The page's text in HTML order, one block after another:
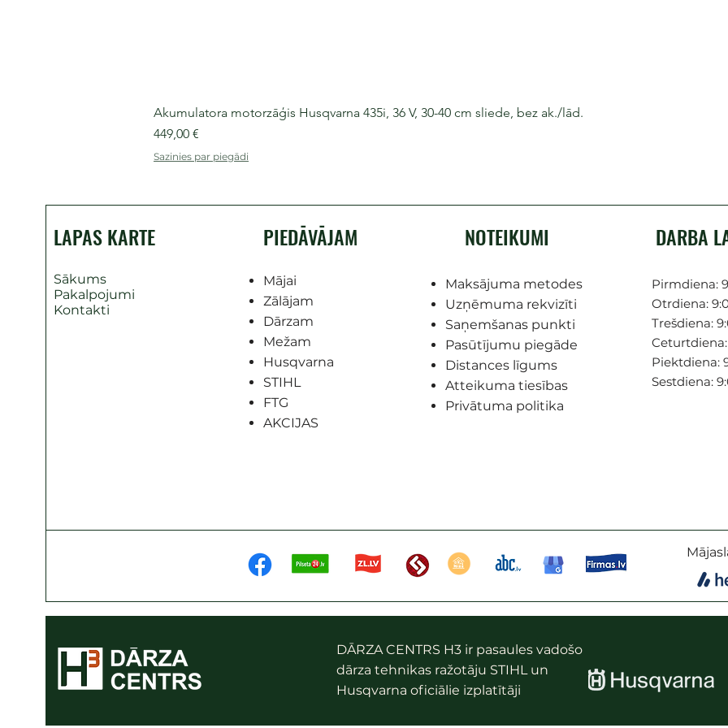
Akumulatora motorzāģis Husqvarna 435i, 36 V, 30-40 cm sliede, bez ak./lād.
Cena
449,00 €
Sazinies par piegādi
LAPAS KARTE
Sākums
Pakalpojumi
Kontakti
PIEDĀVĀJAM
Mājai
Zālājam
Dārzam
Mežam
Husqvarna
STIHL
FTG
AKCIJAS
NOTEIKUMI
Maksājuma metodes
Uzņēmuma rekvizīti
Saņemšanas punkti
Pasūtījumu piegāde
Distances līgums
Atteikuma tiesības
Privātuma politika
DARBA
Pirmdiena:
Otrdiena:
Trešdiena:
Ceturtdiena:
Piektdiena:
Sestdiena:
DĀRZA CENTRS H3 ir pasaules vadošo
dārza tehnikas ražotāju STIHL un
Husqvarna oficiālie izplatītāji